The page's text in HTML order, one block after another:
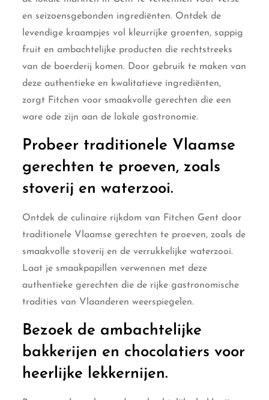
en seizoensgebonden ingrediënten. Ontdek de
levendige kraampjes vol kleurrijke groenten, sappig
fruit en ambachtelijke producten die rechtstreeks
van de boerderij komen. Door gebruik te maken van
deze authentieke en kwalitatieve ingrediënten,
zorgt Fitchen voor smaakvolle gerechten die een
ware ode zijn aan de lokale gastronomie.
Probeer traditionele Vlaamse
gerechten te proeven, zoals
stoverij en waterzooi.
Ontdek de culinaire rijkdom van Fitchen Gent door
traditionele Vlaamse gerechten te proeven, zoals de
smaakvolle stoverij en de verrukkelijke waterzooi.
Laat je smaakpapillen verwennen met deze
authentieke gerechten die de rijke gastronomische
tradities van Vlaanderen weerspiegelen.
Bezoek de ambachtelijke
bakkerijen en chocolatiers voor
heerlijke lekkernijen.